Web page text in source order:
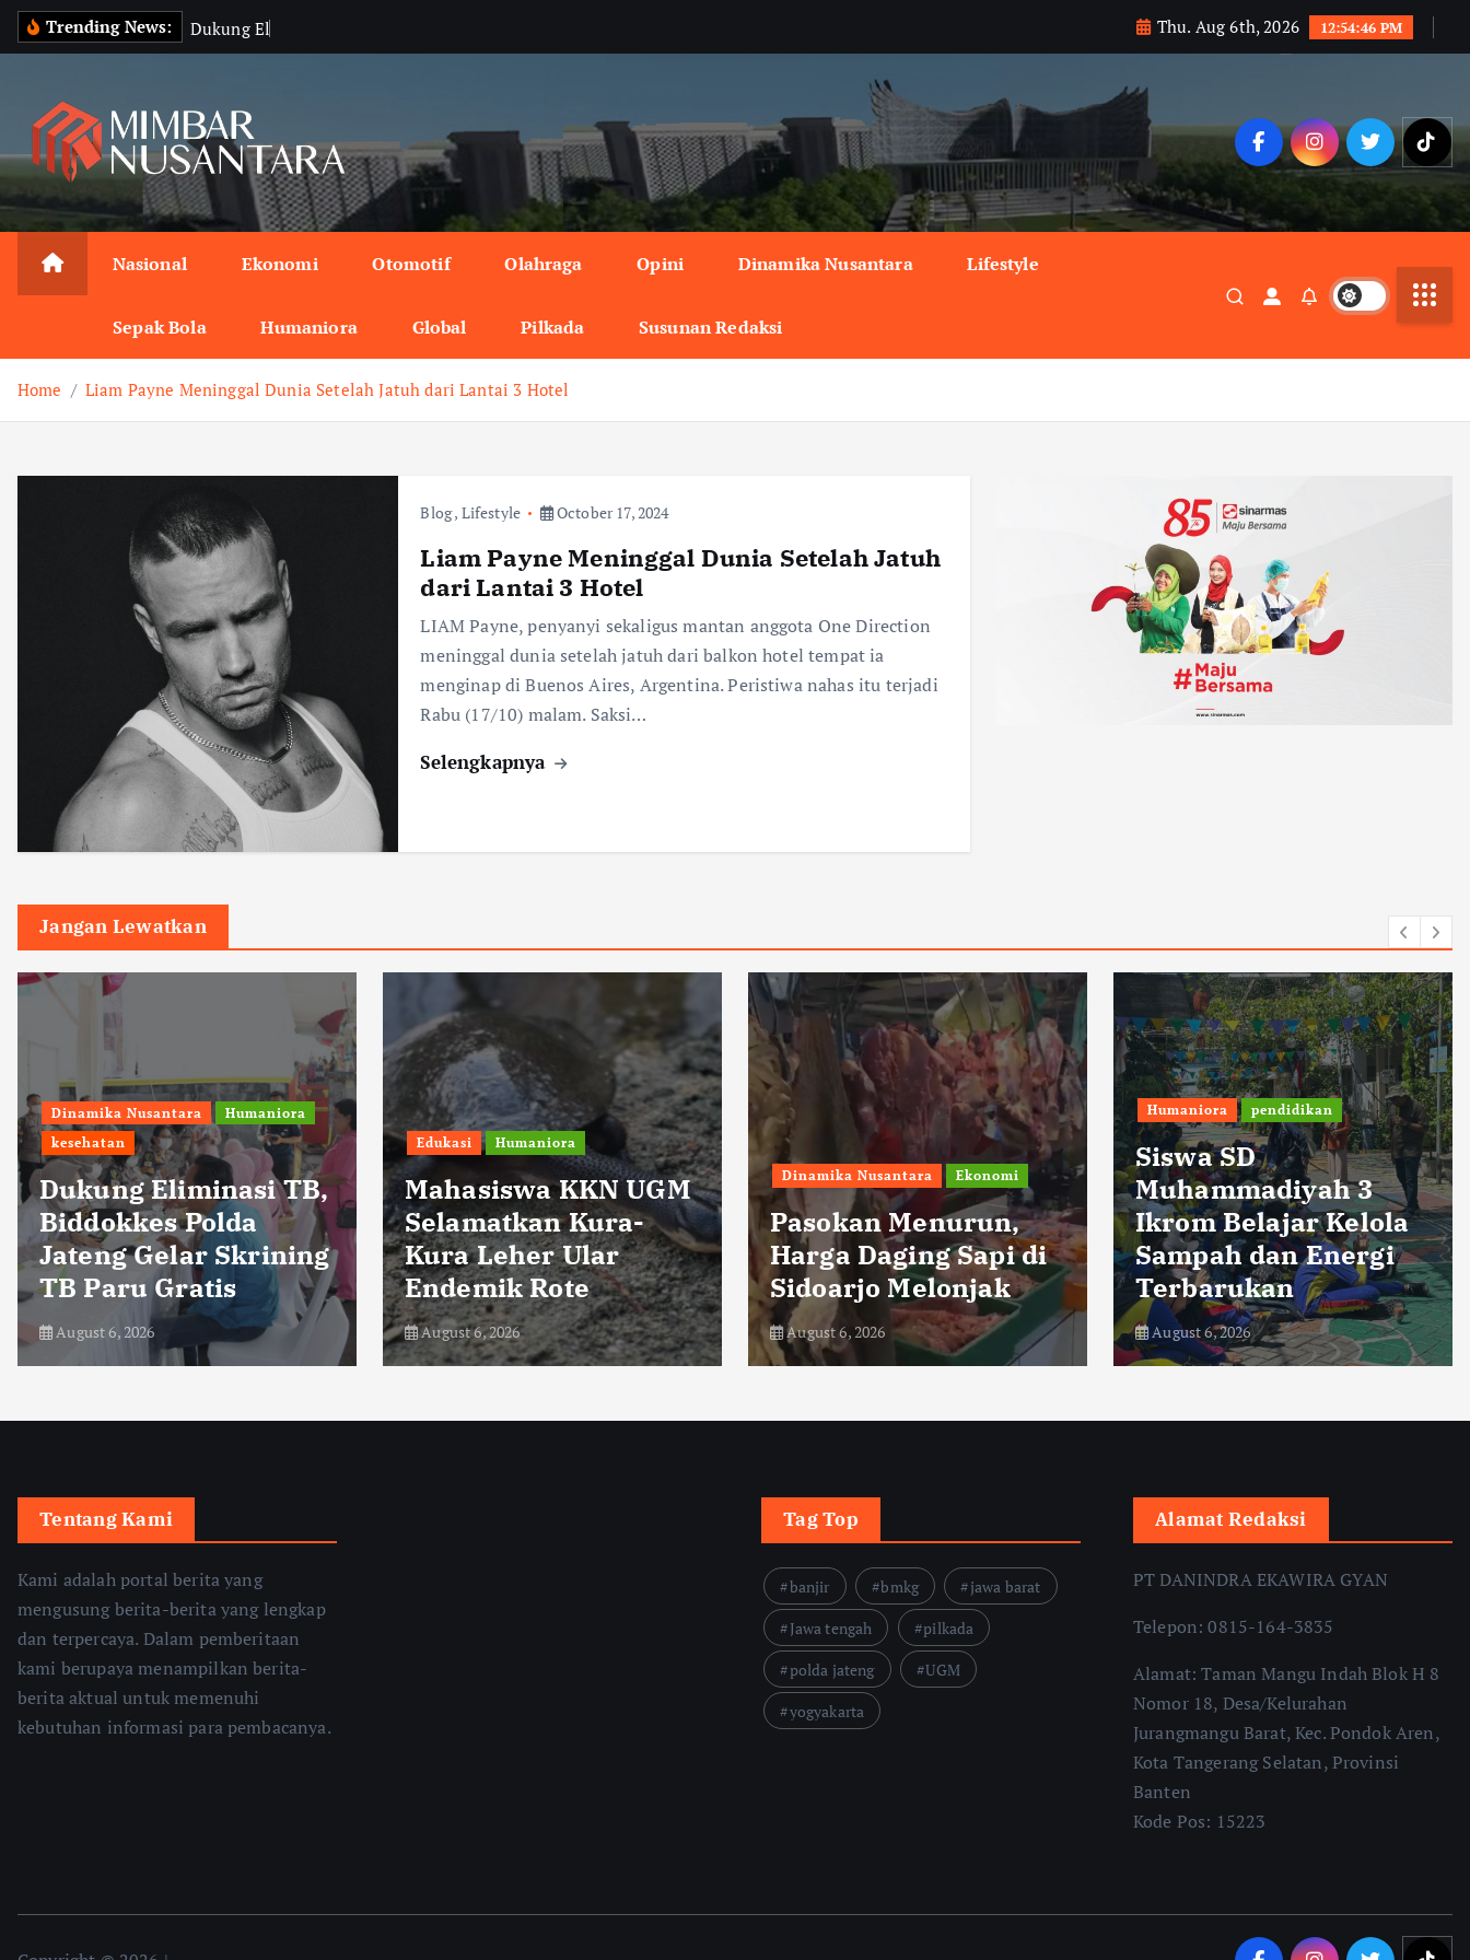
o
Trending News: Dukung El Thu. Aug 6th, 2026 12:54:47 PM
Nasional Ekonomi Otomotif Olahraga Opini Dinamika Nusantara Lifestyle
Sepak Bola Humaniora Global Pilkada Susunan Redaksi
Home Liam Payne Meninggal Dunia Setelah Jatuh dari Lantai 3 Hotel
Blog, Lifestyle October 17, 2024
Liam Payne Meninggal Dunia Setelah Jatuh
dari Lantai 3 Hotel
LIAM Payne, penyanyi sekaligus mantan anggota One Direction
meninggal dunia setelah jatuh dari balkon hotel tempat ia
menginap di Buenos Aires, Argentina. Peristiwa nahas itu terjadi
Rabu (17/10) malam. Saksi…
Selengkapnya
Jangan Lewatkan
Edukasi Humaniora
Mahasiswa KKN UGM
Selamatkan Kura-
Kura Leher Ular
Endemik Rote
August 6, 2026
Dinamika Nusantara Ekonomi
Pasokan Menurun,
Harga Daging Sapi di
Sidoarjo Melonjak
August 6, 2026
Humaniora pendidikan
Siswa SD
Muhammadiyah 3
Ikrom Belajar Kelola
Sampah dan Energi
Terbarukan
August 6, 2026
Dinamika Nusantara
PLN UP3
Pematangsiantar
Tegaskan tidak Ada
Kenaikan Tarif Listrik
August 6, 2026
Tentang Kami
Kami adalah portal berita yang
mengusung berita-berita yang lengkap
dan terpercaya. Dalam pemberitaan
kami berupaya menampilkan berita-
berita aktual untuk memenuhi
kebutuhan informasi para pembacanya.
Tag Top
banjir bmkg
jawa barat
Jawa tengah
pilkada
polda jateng
UGM
yogyakarta
Alamat Redaksi
PT DANINDRA EKAWIRA GYAN
Telepon: 0815-164-3835
Alamat: Taman Mangu Indah Blok H 8
Nomor 18, Desa/Kelurahan
Jurangmangu Barat, Kec. Pondok Aren,
Kota Tangerang Selatan, Provinsi
Banten
Kode Pos: 15223